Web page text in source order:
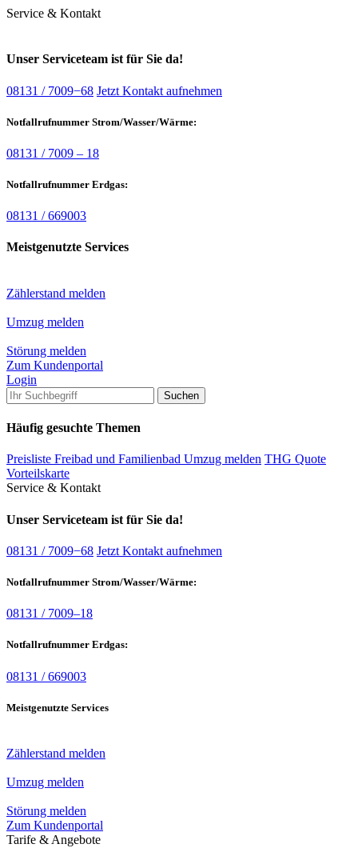
Service & Kontakt
Unser Serviceteam ist für Sie da!
08131 / 7009−68 Jetzt Kontakt aufnehmen
Notfallrufnummer Strom/Wasser/Wärme:
08131 / 7009 – 18
Notfallrufnummer Erdgas:
08131 / 669003
Meistgenutzte Services
Zählerstand melden
Umzug melden
Störung melden
Zum Kundenportal
Login
Häufig gesuchte Themen
Preisliste Freibad und Familienbad Umzug melden THG Quote
Vorteilskarte
Service & Kontakt
Unser Serviceteam ist für Sie da!
08131 / 7009−68 Jetzt Kontakt aufnehmen
Notfallrufnummer Strom/Wasser/Wärme:
08131 / 7009–18
Notfallrufnummer Erdgas:
08131 / 669003
Meistgenutzte Services
Zählerstand melden
Umzug melden
Störung melden
Zum Kundenportal
Tarife & Angebote